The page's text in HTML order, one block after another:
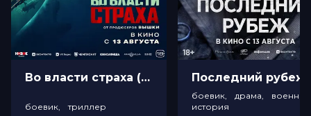
Во власти страха (18+)
боевик, триллер
боевик, драма,
история